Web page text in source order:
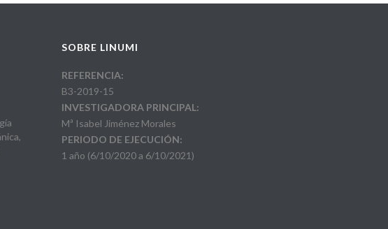
SOBRE LINUMI
REFERENCIA:
B3-2019-15
INVESTIGADORA PRINCIPAL:
Mª Isabel Jiménez Morales
PERIODO DE EJECUCIÓN:
1 año (6/10/2020 a 6/10/2021)